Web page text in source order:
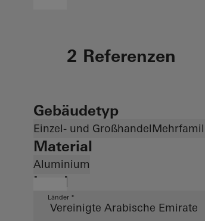
2 Referenzen
Gebäudetyp
Einzel- und Großhandel
Material
Aluminium
Land
Länder *